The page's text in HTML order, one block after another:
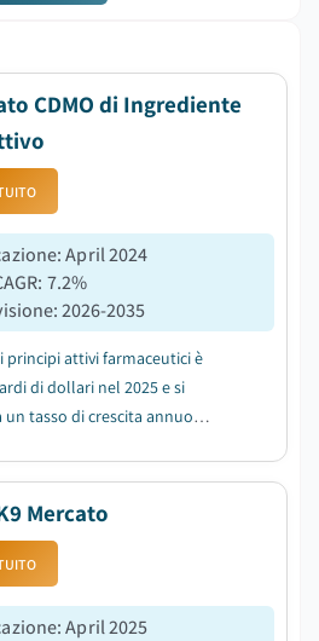
CDMO di Ingrediente
:April 2024
7.2%
:2026-2035
principi attivi farmaceutici è
di dollari nel 2025 e si
un tasso di crescita annuo
Mercato
:April 2025